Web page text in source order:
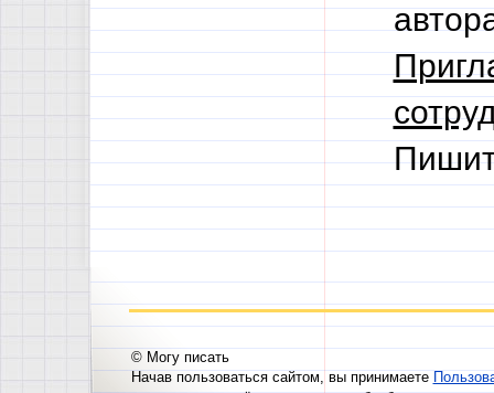
© Могу писать
Начав пользоваться сайтом, вы принимаете